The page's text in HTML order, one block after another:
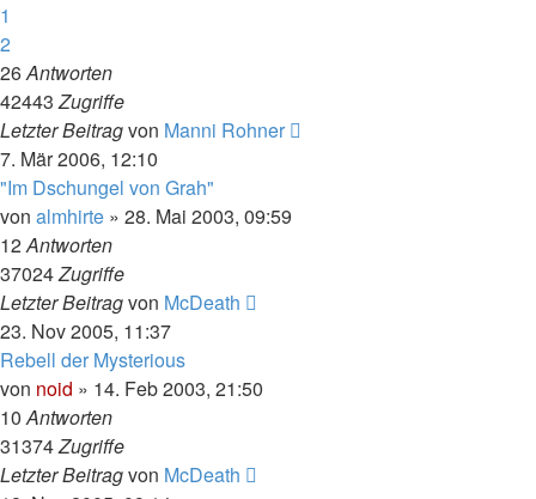
1
2
26Antworten
42443Zugriffe
Letzter Beitragvon Manni Rohner
7. Mär 2006, 12:10
"Im Dschungel von Grah"
von almhirte » 28. Mai 2003, 09:59
12Antworten
37024Zugriffe
Letzter Beitragvon McDeath
23. Nov 2005, 11:37
Rebell der Mysterious
von noid » 14. Feb 2003, 21:50
10Antworten
31374Zugriffe
Letzter Beitragvon McDeath